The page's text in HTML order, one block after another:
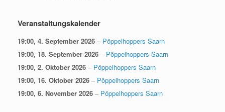
Veranstaltungskalender
19:00, 4. September 2026 – Pöppelhoppers Saarn
19:00, 18. September 2026 – Pöppelhoppers Saarn
19:00, 2. Oktober 2026 – Pöppelhoppers Saarn
19:00, 16. Oktober 2026 – Pöppelhoppers Saarn
19:00, 6. November 2026 – Pöppelhoppers Saarn